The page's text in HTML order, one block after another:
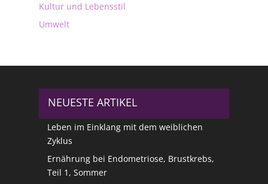
Kultur und Lebensstil
Umwelt
NEUESTE ARTIKEL
Leben im Einklang mit dem weiblichen
Zyklus
Ernährung bei Endometriose, Brustkrebs,
Teil 1, Sommer